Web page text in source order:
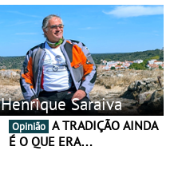
Henrique Saraiva
Opinião
É O QUE ERA…